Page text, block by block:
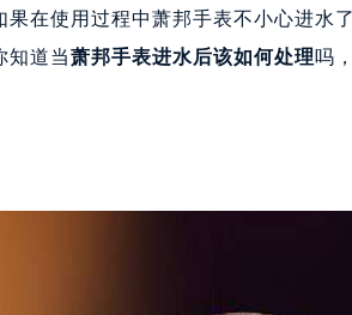
使用过程中萧邦手表不小心进水
知道当萧邦手表进水后该如何处理吗